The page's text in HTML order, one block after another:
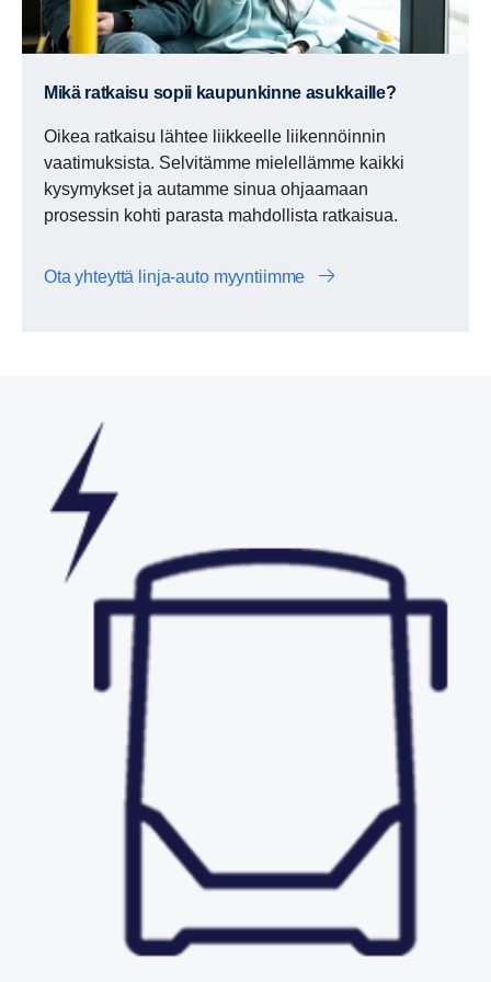
Mikä ratkaisu sopii kaupunkinne asukkaille?
Oikea ratkaisu lähtee liikkeelle liikennöinnin
vaatimuksista. Selvitämme mielellämme kaikki
kysymykset ja autamme sinua ohjaamaan
prosessin kohti parasta mahdollista ratkaisua.
Ota yhteyttä linja-auto myyntiimme